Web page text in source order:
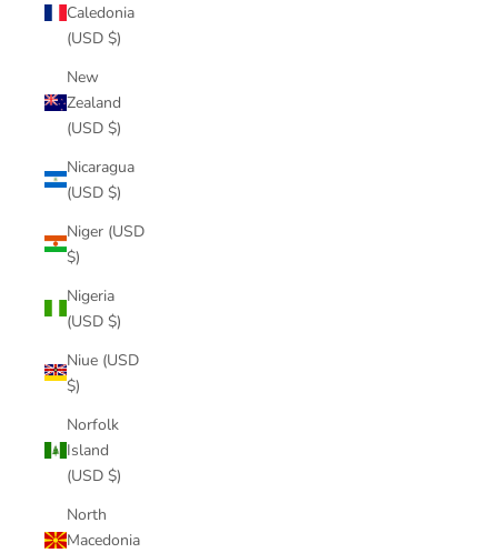
Caledonia
(USD $)
New
Zealand
(USD $)
Nicaragua
(USD $)
Niger (USD
$)
Nigeria
(USD $)
Niue (USD
$)
Norfolk
Island
(USD $)
North
Macedonia